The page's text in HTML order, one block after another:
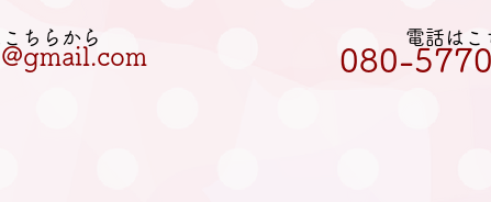
電話はこ
080-
ちらから